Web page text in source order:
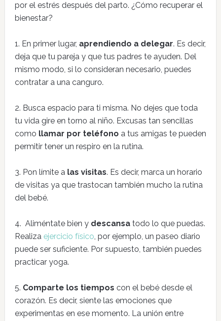
por el estrés después del parto. ¿Cómo recuperar el
bienestar?
1. En primer lugar, aprendiendo a delegar. Es decir,
deja que tu pareja y que tus padres te ayuden. Del
mismo modo, si lo consideran necesario, puedes
contratar a una canguro.
2. Busca espacio para ti misma. No dejes que toda
tu vida gire en torno al niño. Excusas tan sencillas
como llamar por teléfono a tus amigas te pueden
permitir tener un respiro en la rutina.
3. Pon límite a las visitas. Es decir, marca un horario
de visitas ya que trastocan también mucho la rutina
del bebé.
4. Aliméntate bien y descansatodo lo que puedas.
Realiza ejercicio físico, por ejemplo, un paseo diario
puede ser suficiente. Por supuesto, también puedes
practicar yoga.
5. Comparte los tiempos con el bebé desde el
corazón. Es decir, siente las emociones que
experimentas en ese momento. La unión entre